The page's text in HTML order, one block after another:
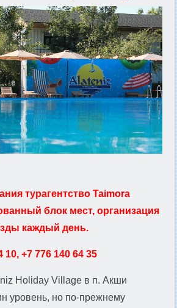
турагентство Taimora
блок мест, организация
каждый день.
10, +7 776 140 64 35
Holiday Village в п. Акши
уровень, но по-прежнему